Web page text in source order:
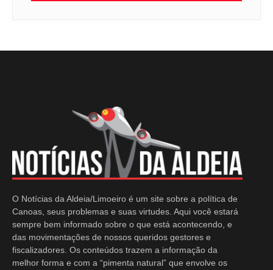
O Notícias da Aldeia/Limoeiro é um site sobre a política de
Canoas, seus problemas e suas virtudes. Aqui você estará
sempre bem informado sobre o que está acontecendo, e
das movimentações de nossos queridos gestores e
fiscalizadores. Os conteúdos trazem a informação da
melhor forma e com a “pimenta natural” que envolve os